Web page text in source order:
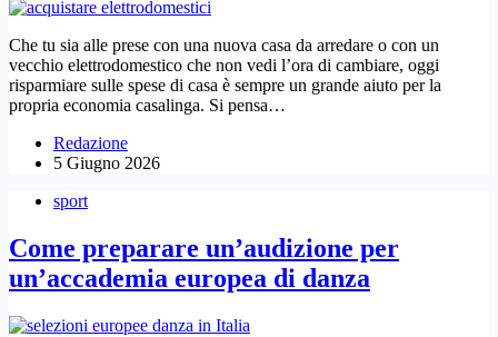
Che tu sia alle prese con una nuova casa da arredare o con un
vecchio elettrodomestico che non vedi l’ora di cambiare, oggi
risparmiare sulle spese di casa è sempre un grande aiuto per la
propria economia casalinga. Si pensa…
Redazione
5 Giugno 2026
sport
Come preparare un’audizione per
un’accademia europea di danza